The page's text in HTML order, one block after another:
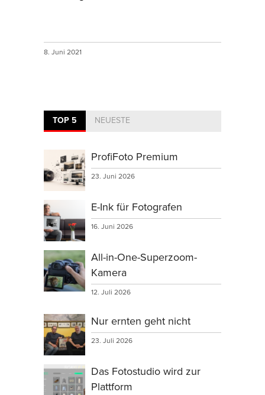
8. Juni 2021
TOP 5 NEUESTE
ProfiFoto Premium
23. Juni 2026
E-Ink für Fotografen
16. Juni 2026
All-in-One-Superzoom-
Kamera
12. Juli 2026
Nur ernten geht nicht
23. Juli 2026
Das Fotostudio wird zur
Plattform